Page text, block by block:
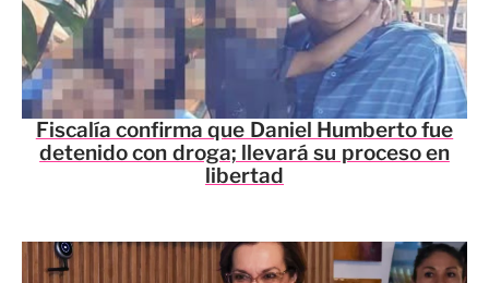
Fiscalía confirma que Daniel Humberto fue
detenido con droga; llevará su proceso en
libertad